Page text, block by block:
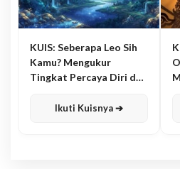
KUIS: Seberapa Leo Sih
Kamu? Mengukur
Tingkat Percaya Diri dan
Ikuti Kuisnya ➔